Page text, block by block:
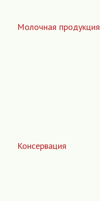
Молочная продукция
Консервация